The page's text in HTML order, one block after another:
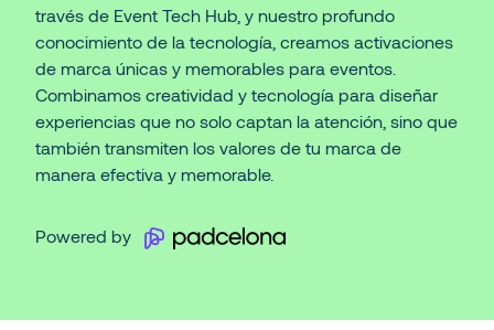
través de Event Tech Hub, y nuestro profundo
conocimiento de la tecnología, creamos activaciones
de marca únicas y memorables para eventos.
Combinamos creatividad y tecnología para diseñar
experiencias que no solo captan la atención, sino que
también transmiten los valores de tu marca de
manera efectiva y memorable.
Powered by